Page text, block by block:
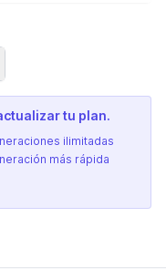
tu plan.
ilimitadas
más rápida